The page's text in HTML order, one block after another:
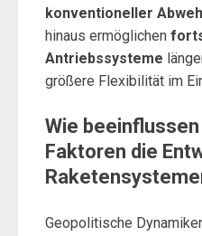
konventioneller
hinaus ermöglichen
Antriebssysteme
größere Flexibilität im
Wie
Faktoren die
Geopolitische